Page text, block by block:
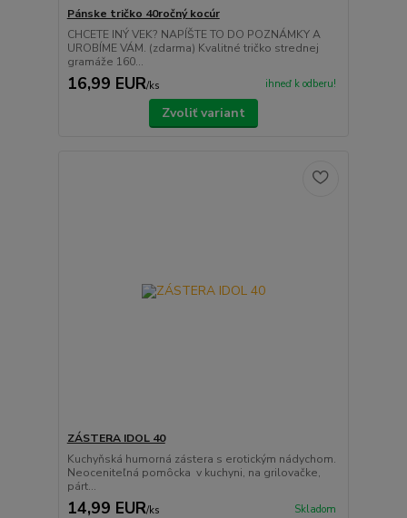
Pánske tričko 40ročný kocúr
CHCETE INÝ VEK? NAPÍŠTE TO DO POZNÁMKY A
UROBÍME VÁM. (zdarma) Kvalitné tričko strednej
gramáže 160...
16,99 EUR/ks ihneď k odberu!
Zvoliť variant
ZÁSTERA IDOL 40
Kuchyňská humorná zástera s erotickým nádychom.
Neoceniteľná pomôcka v kuchyni, na grilovačke,
párt...
14,99 EUR/ks Skladom